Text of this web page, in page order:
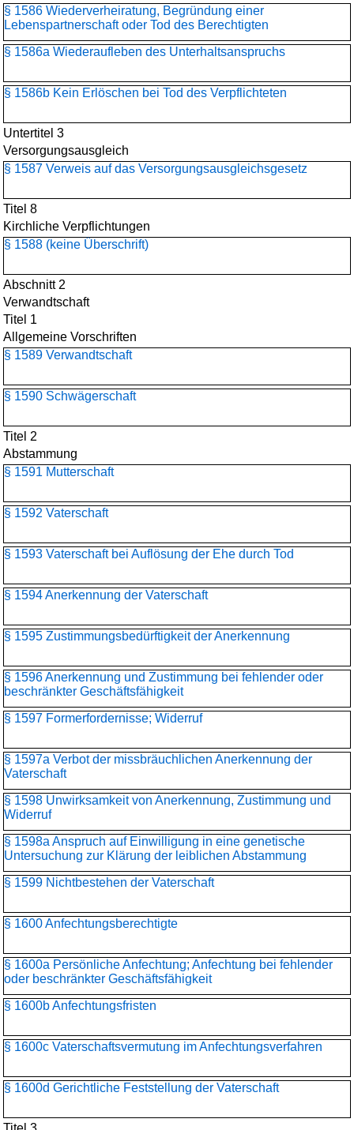
§ 1586 Wiederverheiratung, Begründung einer
Lebenspartnerschaft oder Tod des Berechtigten
§ 1586a Wiederaufleben des Unterhaltsanspruchs
§ 1586b Kein Erlöschen bei Tod des Verpflichteten
Untertitel 3
Versorgungsausgleich
§ 1587 Verweis auf das Versorgungsausgleichsgesetz
Titel 8
Kirchliche Verpflichtungen
§ 1588 (keine Überschrift)
Abschnitt 2
Verwandtschaft
Titel 1
Allgemeine Vorschriften
§ 1589 Verwandtschaft
§ 1590 Schwägerschaft
Titel 2
Abstammung
§ 1591 Mutterschaft
§ 1592 Vaterschaft
§ 1593 Vaterschaft bei Auflösung der Ehe durch Tod
§ 1594 Anerkennung der Vaterschaft
§ 1595 Zustimmungsbedürftigkeit der Anerkennung
§ 1596 Anerkennung und Zustimmung bei fehlender oder
beschränkter Geschäftsfähigkeit
§ 1597 Formerfordernisse; Widerruf
§ 1597a Verbot der missbräuchlichen Anerkennung der
Vaterschaft
§ 1598 Unwirksamkeit von Anerkennung, Zustimmung und
Widerruf
§ 1598a Anspruch auf Einwilligung in eine genetische
Untersuchung zur Klärung der leiblichen Abstammung
§ 1599 Nichtbestehen der Vaterschaft
§ 1600 Anfechtungsberechtigte
§ 1600a Persönliche Anfechtung; Anfechtung bei fehlender
oder beschränkter Geschäftsfähigkeit
§ 1600b Anfechtungsfristen
§ 1600c Vaterschaftsvermutung im Anfechtungsverfahren
§ 1600d Gerichtliche Feststellung der Vaterschaft